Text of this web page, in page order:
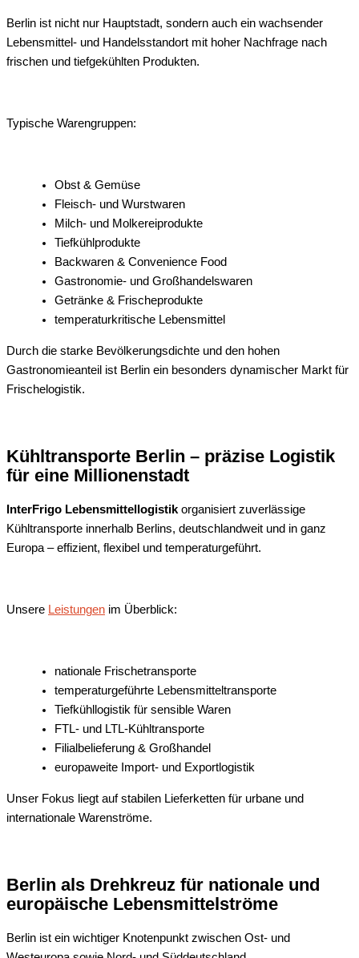
Berlin ist nicht nur Hauptstadt, sondern auch ein wachsender
Lebensmittel- und Handelsstandort mit hoher Nachfrage nach
frischen und tiefgekühlten Produkten.
Typische Warengruppen:
Obst & Gemüse
Fleisch- und Wurstwaren
Milch- und Molkereiprodukte
Tiefkühlprodukte
Backwaren & Convenience Food
Gastronomie- und Großhandelswaren
Getränke & Frischeprodukte
temperaturkritische Lebensmittel
Durch die starke Bevölkerungsdichte und den hohen
Gastronomieanteil ist Berlin ein besonders dynamischer Markt für
Frischelogistik.
Kühltransporte Berlin – präzise Logistik
für eine Millionenstadt
InterFrigo Lebensmittellogistik organisiert zuverlässige
Kühltransporte innerhalb Berlins, deutschlandweit und in ganz
Europa – effizient, flexibel und temperaturgeführt.
Unsere Leistungen im Überblick:
nationale Frischetransporte
temperaturgeführte Lebensmitteltransporte
Tiefkühllogistik für sensible Waren
FTL- und LTL-Kühltransporte
Filialbelieferung & Großhandel
europaweite Import- und Exportlogistik
Unser Fokus liegt auf stabilen Lieferketten für urbane und
internationale Warenströme.
Berlin als Drehkreuz für nationale und
europäische Lebensmittelströme
Berlin ist ein wichtiger Knotenpunkt zwischen Ost- und